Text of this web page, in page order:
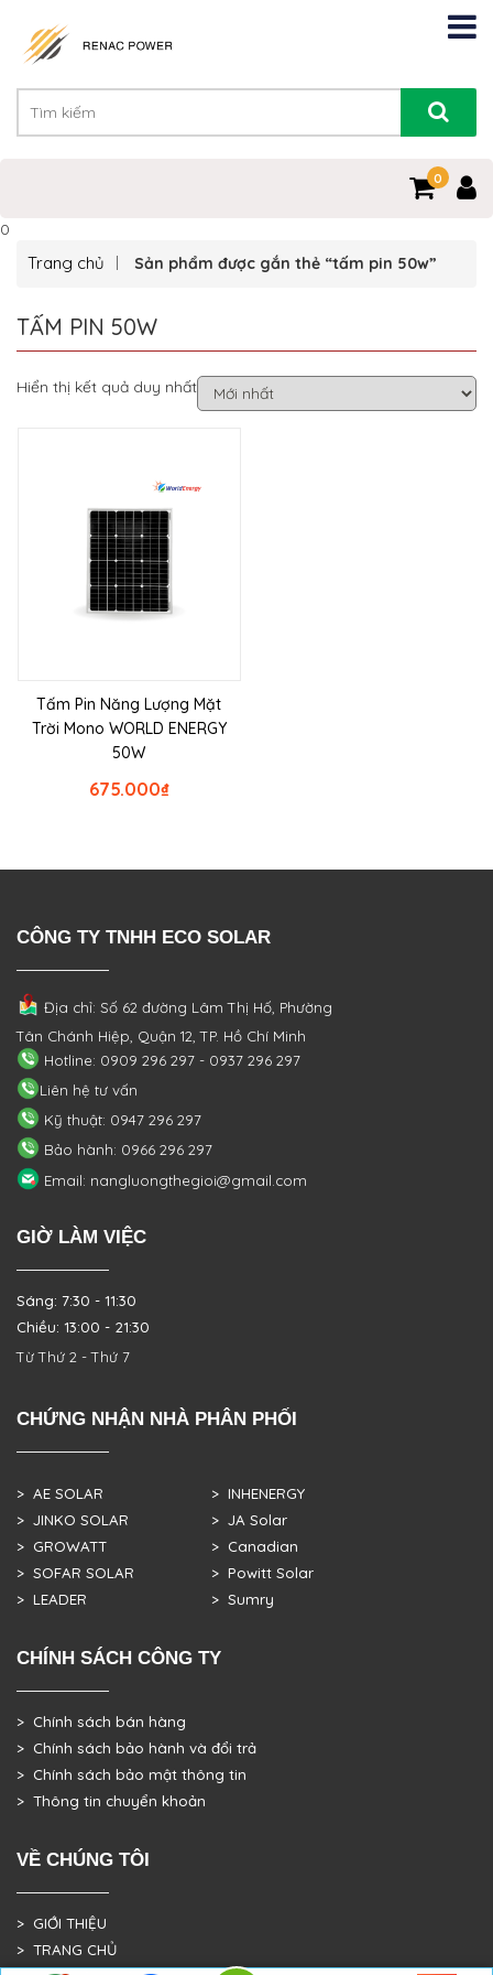
0
0
Trang chủ Sản phẩm được gắn thẻ “tấm pin 50w”
TẤM PIN 50W
Hiển thị kết quả duy nhất
Tấm Pin Năng Lượng Mặt
Trời Mono WORLD ENERGY
50W
₫
675.000
CÔNG TY TNHH ECO SOLAR
Địa chỉ: Số 62 đường Lâm Thị Hố, Phường
Tân Chánh Hiệp, Quận 12, TP. Hồ Chí Minh
Hotline: 0909 296 297 - 0937 296 297
Liên hệ tư vấn
Kỹ thuật: 0947 296 297
Bảo hành: 0966 296 297
Email: nangluongthegioi@gmail.com
GIỜ LÀM VIỆC
Sáng: 7:30 - 11:30
Chiều: 13:00 - 21:30
Từ Thứ 2 - Thứ 7
CHỨNG NHẬN NHÀ PHÂN PHỐI
> AE SOLAR
> JINKO SOLAR
> GROWATT
> SOFAR SOLAR
> LEADER
> INHENERGY
> JA Solar
> Canadian
> Powitt Solar
> Sumry
CHÍNH SÁCH CÔNG TY
> Chính sách bán hàng
> Chính sách bảo hành và đổi trả
> Chính sách bảo mật thông tin
> Thông tin chuyển khoản
VỀ CHÚNG TÔI
> GIỚI THIỆU
> TRANG CHỦ